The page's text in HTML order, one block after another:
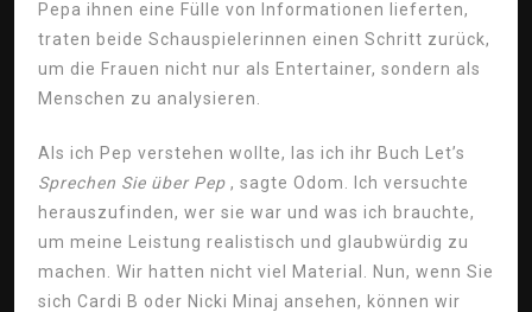
Pepa ihnen eine Fülle von Informationen lieferten,
traten beide Schauspielerinnen einen Schritt zurück,
um die Frauen nicht nur als Entertainer, sondern als
Menschen zu analysieren.
Als ich Pep verstehen wollte, las ich ihr Buch Let’s
Sprechen Sie über Pep , sagte Odom. Ich versuchte
herauszufinden, wer sie war und was ich brauchte,
um meine Leistung realistisch und glaubwürdig zu
machen. Wir hatten nicht viel Material. Nun, wenn Sie
sich Cardi B oder Nicki Minaj ansehen, können wir